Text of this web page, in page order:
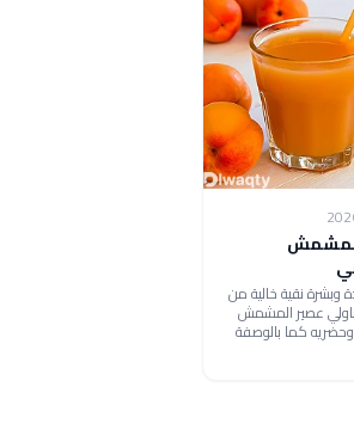
وبشرة نقية خالية من
عصير المشمش
كما بالوصفة